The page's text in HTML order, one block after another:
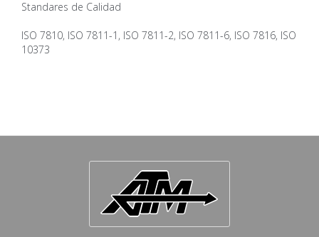
Standares de Calidad
ISO 7810, ISO 7811-1, ISO 7811-2, ISO 7811-6, ISO 7816, ISO
10373